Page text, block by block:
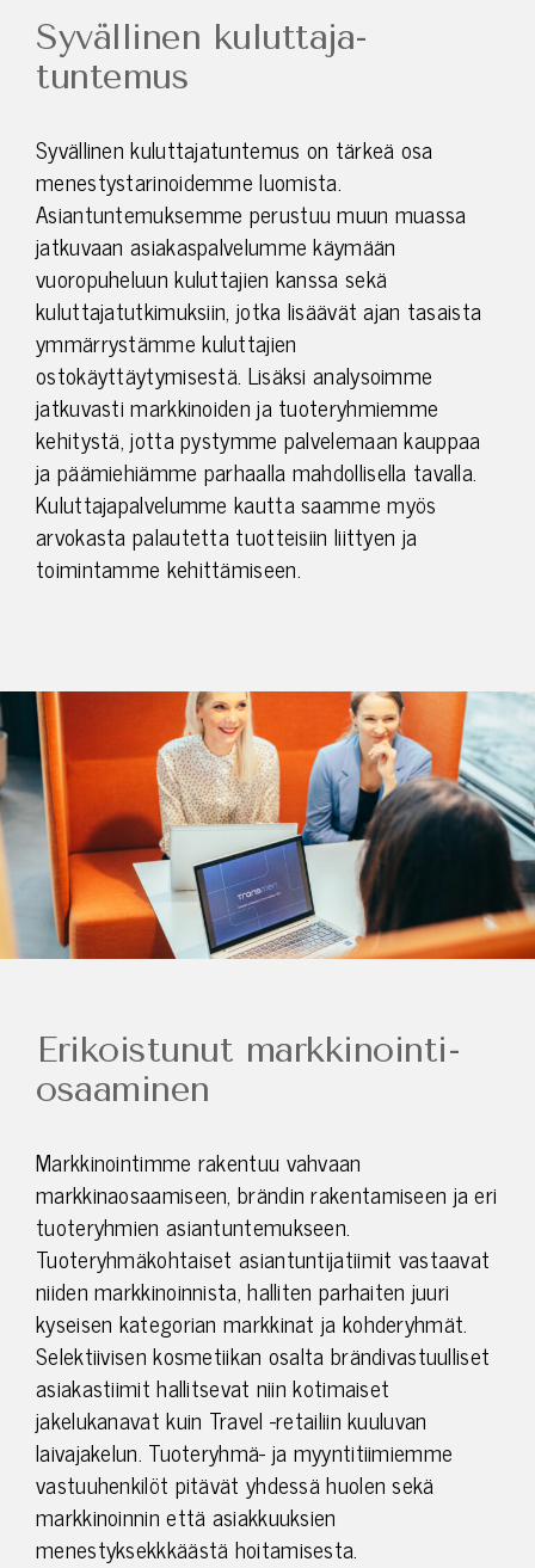
Syvällinen kuluttaja­
tuntemus
Syvällinen kuluttajatuntemus on tärkeä osa
menestystarinoidemme luomista.
Asiantuntemuksemme perustuu muun muassa
jatkuvaan asiakaspalvelumme käymään
vuoropuheluun kuluttajien kanssa sekä
kuluttajatutkimuksiin, jotka lisäävät ajan tasaista
ymmärrystämme kuluttajien
ostokäyttäytymisestä. Lisäksi analysoimme
jatkuvasti markkinoiden ja tuoteryhmiemme
kehitystä, jotta pystymme palvelemaan kauppaa
ja päämiehiämme parhaalla mahdollisella tavalla.
Kuluttajapalvelumme kautta saamme myös
arvokasta palautetta tuotteisiin liittyen ja
toimintamme kehittämiseen.
Erikoistunut markkinointi­
osaaminen
Markkinointimme rakentuu vahvaan
markkinaosaamiseen, brändin rakentamiseen ja eri
tuoteryhmien asiantuntemukseen.
Tuoteryhmäkohtaiset asiantuntijatiimit vastaavat
niiden markkinoinnista, halliten parhaiten juuri
kyseisen kategorian markkinat ja kohderyhmät.
Selektiivisen kosmetiikan osalta brändivastuulliset
asiakastiimit hallitsevat niin kotimaiset
jakelukanavat kuin Travel -retailiin kuuluvan
laivajakelun. Tuoteryhmä- ja myyntitiimiemme
vastuuhenkilöt pitävät yhdessä huolen sekä
markkinoinnin että asiakkuuksien
menestyksekkkäästä hoitamisesta.